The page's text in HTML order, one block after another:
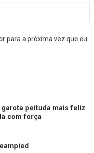
para a próxima vez que eu
garota peituda mais feliz
com força